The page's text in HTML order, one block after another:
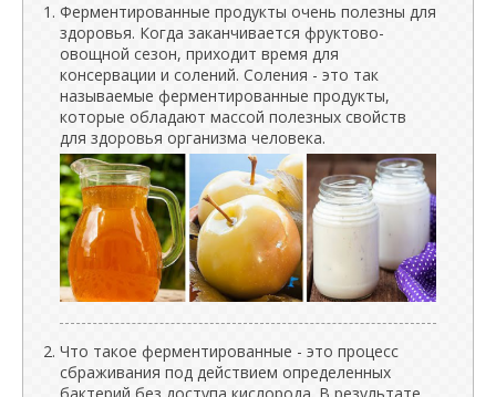
Ферментированные продукты очень полезны для
здоровья. Когда заканчивается фруктово-
овощной сезон, приходит время для
консервации и солений. Соления - это так
называемые ферментированные продукты,
которые обладают массой полезных свойств
для здоровья организма человека.
Что такое ферментированные - это процесс
сбраживания под действием определенных